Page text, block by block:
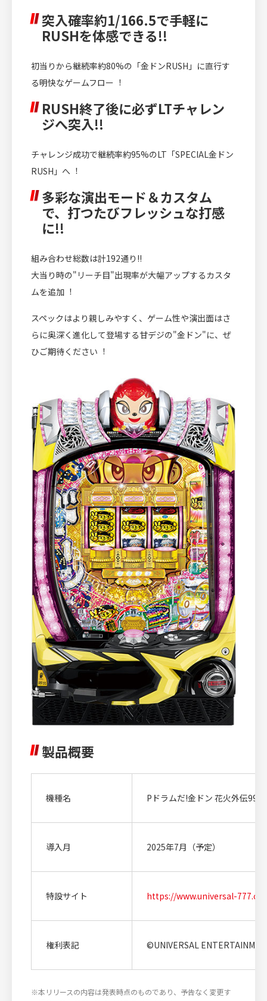
突入確率約1/166.5で手軽に
RUSHを体感できる!!
初当りから継続率約80%の「金ドンRUSH」に直行す
る明快なゲームフロー︕
RUSH終了後に必ずLTチャレン
ジへ突入!!
チャレンジ成功で継続率約95%のLT「SPECIAL金ドン
RUSH」へ︕
多彩な演出モード＆カスタム
で、打つたびフレッシュな打感
に!!
組み合わせ総数は計192通り!!
大当り時の"リーチ目"出現率が大幅アップするカスタ
ムを追加︕
スペックはより親しみやすく、ゲーム性や演出面はさ
らに奥深く進化して登場する甘デジの"金ドン"に、ぜ
ひご期待ください︕
製品概要
機種名 Pドラムだ!金ドン 花火外伝
導入月 2025年7月（予定）
特設サイト https://www.universal-
権利表記 ©UNIVERSAL
※本リリースの内容は発表時点のものであり、予告なく変更す